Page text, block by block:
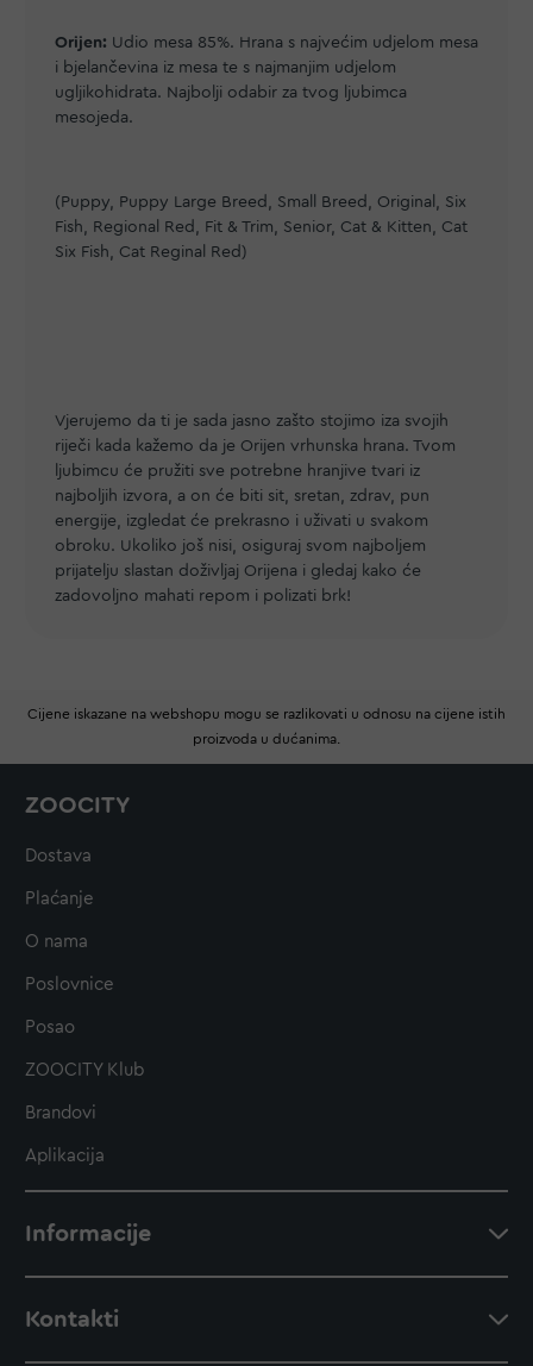
Orijen: Udio mesa 85%. Hrana s najvećim udjelom mesa
i bjelančevina iz mesa te s najmanjim udjelom
ugljikohidrata. Najbolji odabir za tvog ljubimca
mesojeda.
(Puppy, Puppy Large Breed, Small Breed, Original, Six
Fish, Regional Red, Fit & Trim, Senior, Cat & Kitten, Cat
Six Fish, Cat Reginal Red)
Vjerujemo da ti je sada jasno zašto stojimo iza svojih
riječi kada kažemo da je Orijen vrhunska hrana. Tvom
ljubimcu će pružiti sve potrebne hranjive tvari iz
najboljih izvora, a on će biti sit, sretan, zdrav, pun
energije, izgledat će prekrasno i uživati u svakom
obroku. Ukoliko još nisi, osiguraj svom najboljem
prijatelju slastan doživljaj Orijena i gledaj kako će
zadovoljno mahati repom i polizati brk!
Cijene iskazane na webshopu mogu se razlikovati u odnosu na cijene istih
proizvoda u dućanima.
ZOOCITY
Dostava
Plaćanje
O nama
Poslovnice
Posao
ZOOCITY Klub
Brandovi
Aplikacija
Informacije
Kontakti